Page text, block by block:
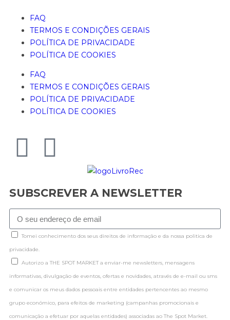
FAQ
TERMOS E CONDIÇÕES GERAIS
POLÍTICA DE PRIVACIDADE
POLÍTICA DE COOKIES
FAQ
TERMOS E CONDIÇÕES GERAIS
POLÍTICA DE PRIVACIDADE
POLÍTICA DE COOKIES
SUBSCREVER A NEWSLETTER
Tomei conhecimento dos seus direitos de informação e da nossa politica de
privacidade.
Autorizo a THE SPOT MARKET a enviar-me newsletters, mensagens
informativas, divulgação de eventos, ofertas e novidades, através de e-mail ou sms
e comunicar os meus dados pessoais entre entidades pertencentes ao mesmo
grupo económico, para efeitos de marketing (campanhas promocionais e
comunicação a efetuar por aquelas entidades) associadas ao The Spot Market.